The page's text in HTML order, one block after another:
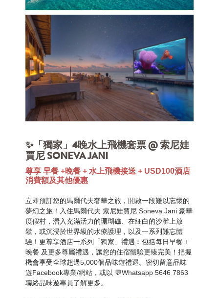
✨「獨家」4晚水上飛機套票 @ 索尼娃
賈尼 SONEVA JANI
尊享 早餐 +晚餐 + 水上飛機接送 + USD100酒店
消費額及其他優惠
立即預訂您的馬爾代夫奢華之旅，開啟一段難以忘懷的
夢幻之旅！ 入住馬爾代夫 索尼娃賈尼 Soneva Jani 豪華
度假村，潛入充滿活力的珊瑚礁、在細白的沙灘上放
鬆，或沉浸於世界級的水療護理 ，以及一系列難忘體
驗！更尊享酒店一系列「獨家」禮遇︰包括每日早餐 +
晚餐 及更多尊屬禮遇，讓您的住宿體驗更臻完美！把握
機會享受全球超過5,000個品味遊禮遇。 密切留意品味
遊Facebook專業/網站，或以 💬Whatsapp 5646 7863
聯絡品味遊專員了解更多。